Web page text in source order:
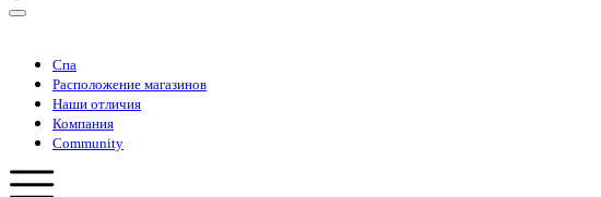
Спа
Расположение магазинов
Наши отличия
Компания
Community